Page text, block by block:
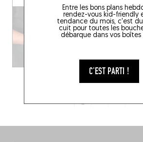
Entre les bons plans
rendez-vous kid-friendly
tendance du mois, c'est
cuit pour toutes les
débarque dans vos boîtes
C'EST PARTI !
1 2 3